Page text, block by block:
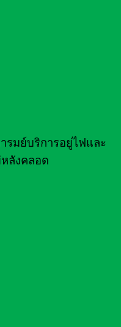
รมย์บริการอยู่ไฟและ
ลังคลอด